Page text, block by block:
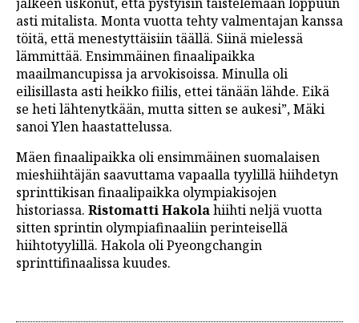
asti mitalista. Monta vuotta tehty valmentajan kanssa
töitä, että menestyttäisiin täällä. Siinä mielessä
lämmittää. Ensimmäinen finaalipaikka
maailmancupissa ja arvokisoissa. Minulla oli
eilisillasta asti heikko fiilis, ettei tänään lähde. Eikä
se heti lähtenytkään, mutta sitten se aukesi”, Mäki
sanoi Ylen haastattelussa.
Mäen finaalipaikka oli ensimmäinen suomalaisen
mieshiihtäjän saavuttama vapaalla tyylillä hiihdetyn
sprinttikisan finaalipaikka olympiakisojen
historiassa. Ristomatti Hakolahiihti neljä vuotta
sitten sprintin olympiafinaaliin perinteisellä
hiihtotyylillä. Hakola oli Pyeongchangin
sprinttifinaalissa kuudes.